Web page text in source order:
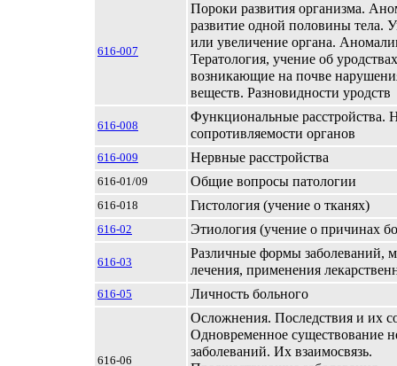
616-007
Пороки развития организма.
развитие одной половины тела.
или увеличение органа.
Тератология, учение об
возникающие на почве
веществ. Разновидности уродств
616-008
Функциональные расстройства.
сопротивляемости органов
616-009 Нервные расстройства
616-01/09 Общие вопросы патологии
616-018 Гистология (учение о тканях)
616-02 Этиология (учение о причинах
616-03
Различные формы заболеваний,
лечения, применения
616-05 Личность больного
616-06
Осложнения. Последствия и их
Одновременное существование
заболеваний. Их взаимосвязь.